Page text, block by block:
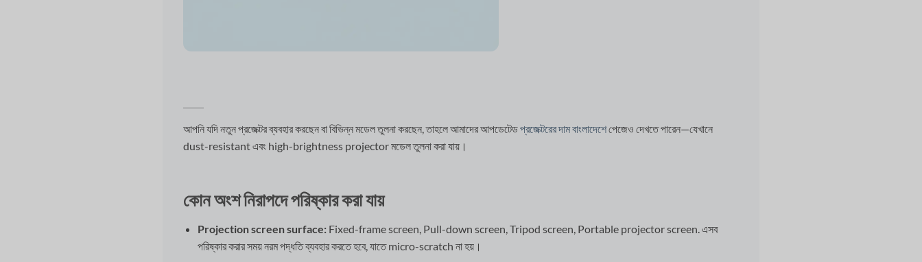
আপনি যদি নতুন প্রজেক্টর ব্যবহার করছেন বা বিভিন্ন মডেল তুলনা করছেন, তাহলে আমাদের আপডেটেডপ্রজেক্টরের দাম বাংলাদেশেপেজেও দেখতে পারেন—যেখানে
dust-resistant এবং high-brightness projector মডেল তুলনা করা যায়।
কোন অংশ নিরাপদে পরিষ্কার করা যায়
Projection screen surface:Fixed-frame screen, Pull-down screen, Tripod screen, Portable projector screen. এসব
পরিষ্কার করার সময় নরম পদ্ধতি ব্যবহার করতে হবে, যাতে micro-scratch না হয়।